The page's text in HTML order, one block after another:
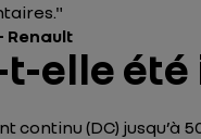
Renault
elle été
continu (DC) jusqu’à